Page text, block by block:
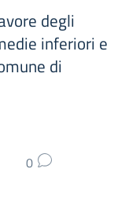
degli
inferiori e
di
0